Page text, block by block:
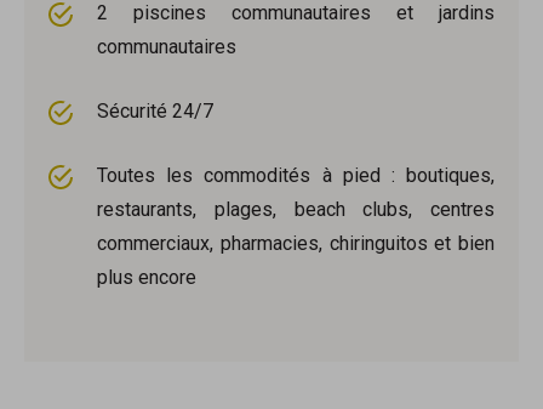
2 piscines communautaires et jardins
communautaires
Sécurité 24/7
Toutes les commodités à pied : boutiques,
restaurants, plages, beach clubs, centres
commerciaux, pharmacies, chiringuitos et bien
plus encore